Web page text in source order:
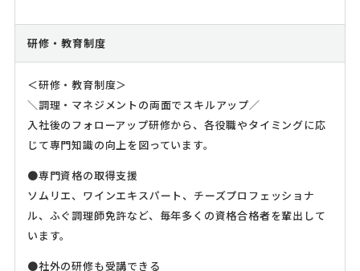
研修・教育制度
＜研修・教育制度＞
＼調理・マネジメントの両面でスキルアップ／
入社後のフォローアップ研修から、各役職やタイミングに応
じて専門知識の向上を図っています。
●専門資格の取得支援
ソムリエ、ワインエキスパート、チーズプロフェッショナ
ル、ふぐ調理師免許など、毎年多くの資格合格者を輩出して
います。
●社外の研修も受講できる